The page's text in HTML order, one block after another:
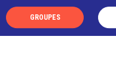
GROUPES
Panneau de gestion des